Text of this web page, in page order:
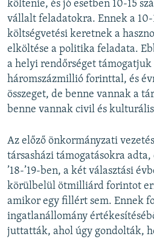
költenie, és jó esetben 10-15
vállalt feladatokra. Ennek a 10-
költségvetési keretnek a
elköltése a politika feladata.
a helyi rendőrséget
háromszázmillió forinttal, és
összeget, de benne vannak a
benne vannak civil és
Az előző önkormányzati
társasházi támogatásokra
’18-’19-ben, a két választási
körülbelül ötmilliárd forintot
amikor egy fillért sem. Ennek
ingatlanállomány
juttatták, ahol úgy gondolták,